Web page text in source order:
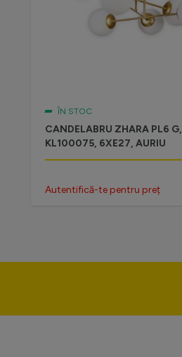
ÎN STOC
CANDELABRU ZHARA PL6 G,
KL100075, 6XE27, AURIU
Autentifică-te pentru preț